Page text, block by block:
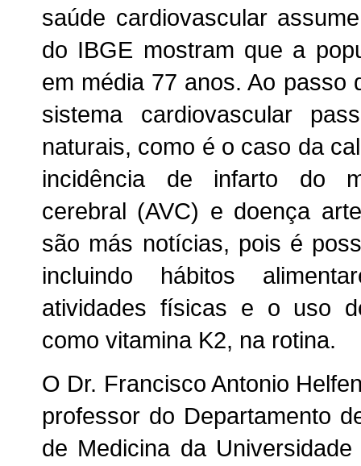
saúde cardiovascular
do IBGE mostram que a
em média 77 anos. Ao passo
sistema cardiovascular
naturais, como é o caso da
incidência de infarto do
cerebral (AVC) e doença
são más notícias, pois é
incluindo hábitos
atividades físicas e o uso
como vitamina K2, na rotina.
O Dr. Francisco Antonio
professor do Departamento
de Medicina da